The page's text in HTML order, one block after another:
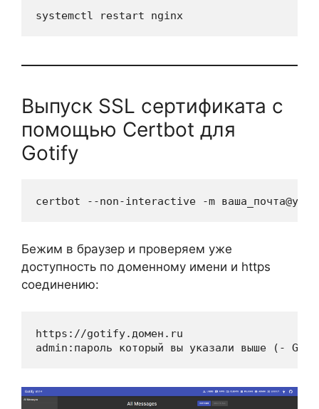
systemctl restart nginx
Выпуск SSL сертификата с
помощью Certbot для
Gotify
certbot --non-interactive -m
Бежим в браузер и проверяем уже
доступность по доменному имени и https
соединению:
https://gotify.домен.ru
admin:пароль который вы указали выше (-